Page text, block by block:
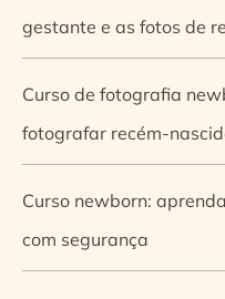
gestante e as fotos de
Curso de fotografia
fotografar recém-
Curso newborn:
com segurança